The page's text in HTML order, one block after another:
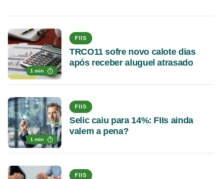
1 min
FIIS
TRCO11 sofre novo calote dias
após receber aluguel atrasado
1 min
FIIS
Selic caiu para 14%: FIIs ainda
valem a pena?
FIIS